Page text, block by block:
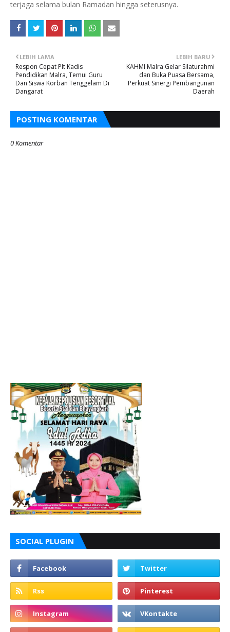
terjaga selama bulan Ramadan hingga seterusnya.
LEBIH BARU
KAHMI Malra Gelar Silaturahmi
dan Buka Puasa Bersama,
Perkuat Sinergi Pembangunan
Daerah
LEBIH LAMA
Respon Cepat Plt Kadis
Pendidikan Malra, Temui Guru
Dan Siswa Korban Tenggelam Di
Dangarat
POSTING KOMENTAR
0 Komentar
SOCIAL PLUGIN